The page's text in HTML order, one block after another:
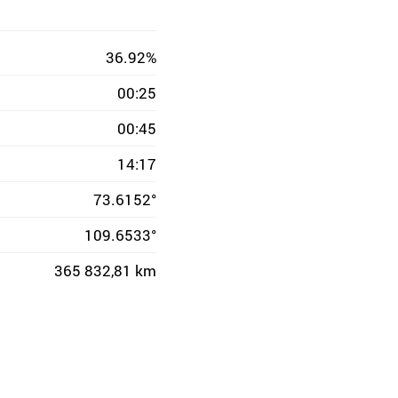
36.92%
00:25
00:45
14:17
73.6152°
109.6533°
365 832,81 km